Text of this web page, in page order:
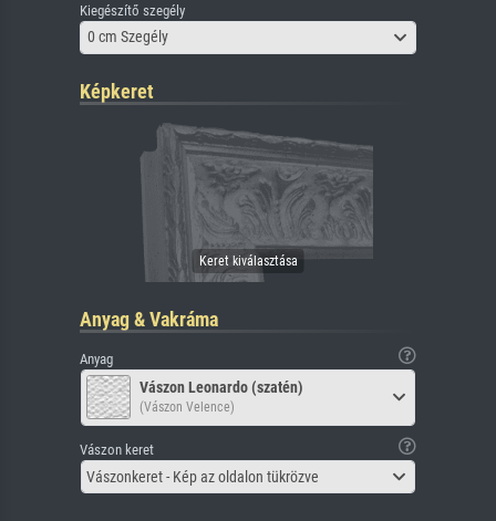
Kiegészítő szegély
0 cm Szegély
Képkeret
Anyag & Vakráma
Anyag
Vászon Leonardo (szatén)
(Vászon Velence)
Vászon keret
Vászonkeret - Kép az oldalon tükrözve